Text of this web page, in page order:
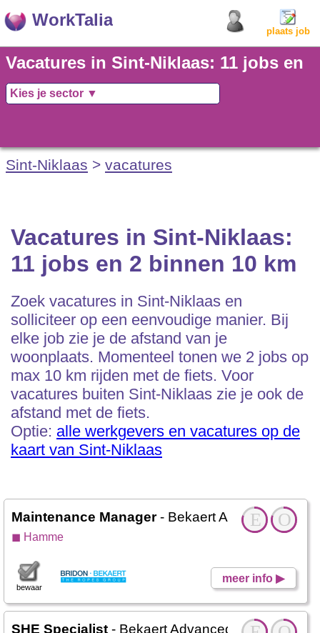
WorkTalia
plaats job
Vacatures in Sint-Niklaas: 11 jobs en
2 binnen 10 km
Sint-Niklaas > vacatures
Vacatures in Sint-Niklaas:
11 jobs en 2 binnen 10 km
Zoek vacatures in Sint-Niklaas en
solliciteer op een eenvoudige manier. Bij
elke job zie je de afstand van je
woonplaats. Momenteel tonen we 2 jobs op
max 10 km rijden met de fiets. Voor
vacatures buiten Sint-Niklaas zie je ook de
afstand met de fiets.
Optie: alle werkgevers en vacatures op de
kaart van Sint-Niklaas
O
E
Maintenance Manager- Bekaert Advanced
◼ Hamme
meer info ▶
bewaar
SHE Specialist - Bekaert Advanced Cords